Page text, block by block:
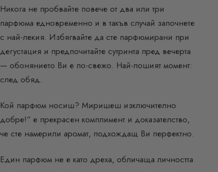
Никога не пробвайте повече от два или три
парфюма едновременно и в такъв случай започнете
с най-лекия. Избягвайте да сте парфюмирани при
дегустация и предпочитайте сутринта пред вечерта
— обонянието Ви е по-свежо. Най-лошият момент:
след обяд.
Кой парфюм носиш? Миришеш изключително
добре!“ е прекрасен комплимент и доказателство,
че сте намерили аромат, подхождащ Ви перфектно.
Един парфюм не е като дреха, обличаща личността